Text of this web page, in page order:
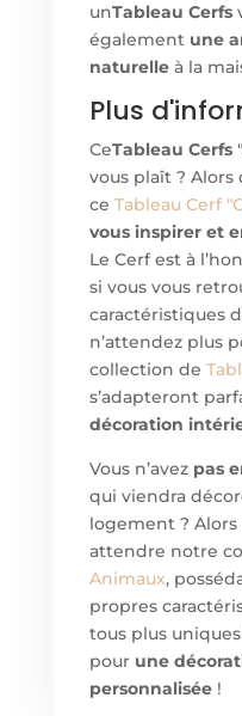
unTableau Cerfs
également une
naturelleà la
Plus
CeTableau Cerfs
vous plaît ?
ce Tableau Cerf
vous inspirer et
Le Cerf est à
si vous vous
caractéristiques
n’attendez plus
collection de
s’adapteront
décoration
Vous n’avez pas
qui viendra
logement ? Alors
attendre notre
Animaux,
propres
tous plus
pour une
personnalisée!